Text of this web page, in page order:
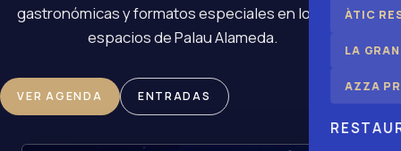
ÀTIC
LA
AZZA
gastronómicas y formatos especiales en los tres
espacios de Palau Alameda.
VER AGENDA ENTRADAS